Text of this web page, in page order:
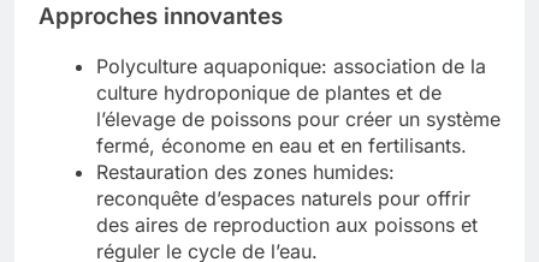
Approches innovantes
Polyculture aquaponique: association de la
culture hydroponique de plantes et de
l’élevage de poissons pour créer un système
fermé, économe en eau et en fertilisants.
Restauration des zones humides:
reconquête d’espaces naturels pour offrir
des aires de reproduction aux poissons et
réguler le cycle de l’eau.